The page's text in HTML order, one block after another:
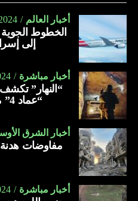
أخبار العالم
الخطوط الجوية
إلى
أخبار مباشرة
“النهار”
“عماد 4” مأخوذة من أوكرانيا….
أخبار الشرق
مفاوضات هدنة
أخبار مباشرة